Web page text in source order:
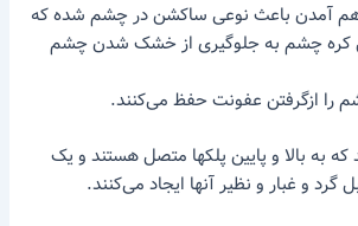
هم آمدن باعث نوعی ساکشن در چشم شده که
کره چشم به جلوگیری از خشک شدن چشم
را ازگرفتن عفونت حفظ می‌کنند.
به بالا و پایین پلکها متصل هستند و یک
و غبار و نظیر آنها ایجاد می‌کنند.